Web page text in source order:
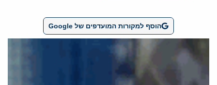
הוסף למקורות המועדפים של Google